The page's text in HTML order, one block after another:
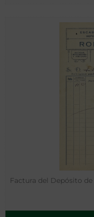
Factura del Depósito